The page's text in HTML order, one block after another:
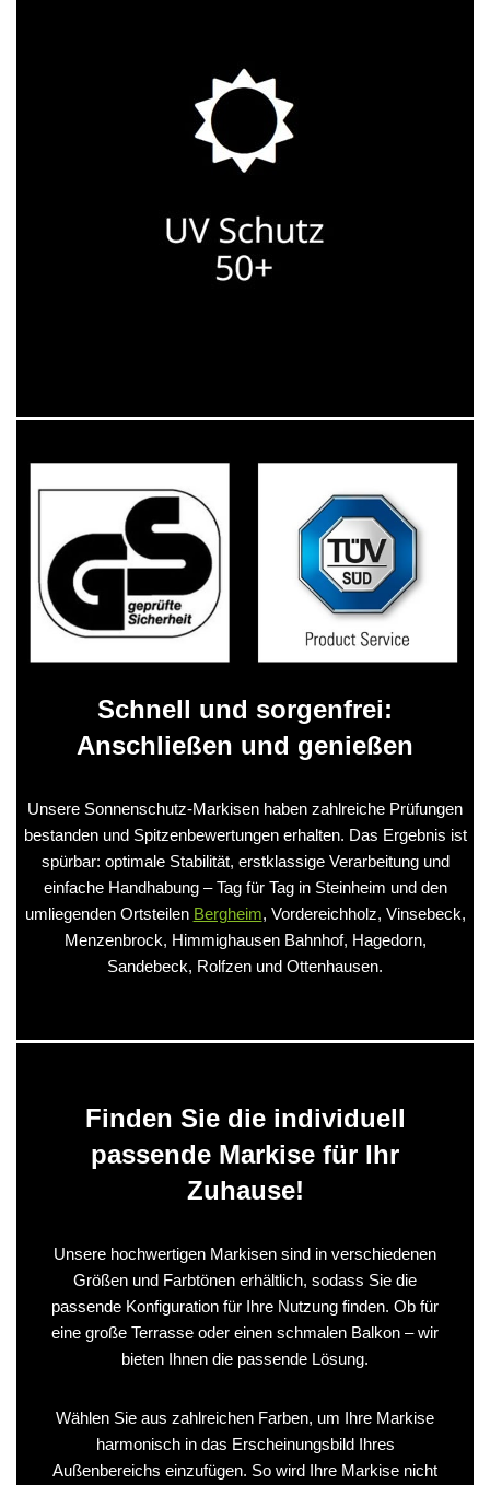
Schnell und sorgenfrei:
Anschließen und genießen
Unsere Sonnenschutz-Markisen haben zahlreiche Prüfungen
bestanden und Spitzenbewertungen erhalten. Das Ergebnis ist
spürbar: optimale Stabilität, erstklassige Verarbeitung und
einfache Handhabung – Tag für Tag in Steinheim und den
umliegenden Ortsteilen Bergheim, Vordereichholz, Vinsebeck,
Menzenbrock, Himmighausen Bahnhof, Hagedorn,
Sandebeck, Rolfzen und Ottenhausen.
Finden Sie die individuell
passende Markise für Ihr
Zuhause!
Unsere hochwertigen Markisen sind in verschiedenen
Größen und Farbtönen erhältlich, sodass Sie die
passende Konfiguration für Ihre Nutzung finden. Ob für
eine große Terrasse oder einen schmalen Balkon – wir
bieten Ihnen die passende Lösung.
Wählen Sie aus zahlreichen Farben, um Ihre Markise
harmonisch in das Erscheinungsbild Ihres
Außenbereichs einzufügen. So wird Ihre Markise nicht